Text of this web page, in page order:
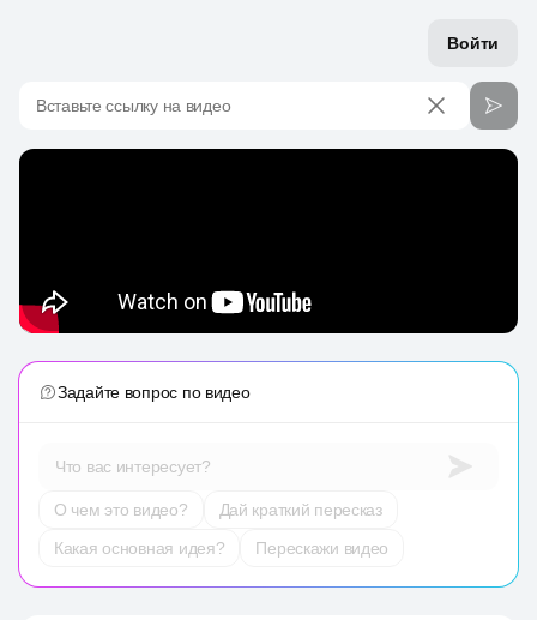
Войти
Вставьте ссылку на видео
Задайте вопрос по видео
Что вас интересует?
О чем это видео?
Дай краткий пересказ
Какая основная идея?
Перескажи видео